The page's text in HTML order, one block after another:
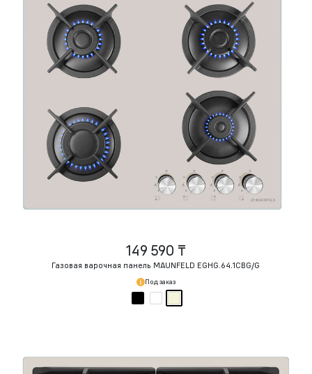
149 590 ₸
Газовая варочная панель MAUNFELD EGHG.64.1CBG/G
Под заказ